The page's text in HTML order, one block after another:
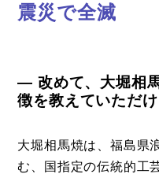
震災で全滅
― 改めて、大堀相
徴を教えていただけ
大堀相馬焼は、福島県
む、国指定の伝統的工